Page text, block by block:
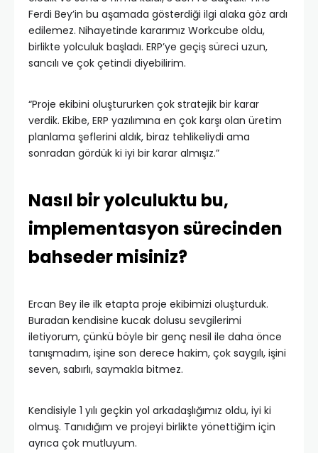
Ferdi Bey’in bu aşamada gösterdiği ilgi alaka göz ardı
edilemez. Nihayetinde kararımız Workcube oldu,
birlikte yolculuk başladı. ERP’ye geçiş süreci uzun,
sancılı ve çok çetindi diyebilirim.
“Proje ekibini oluştururken çok stratejik bir karar
verdik. Ekibe, ERP yazılımına en çok karşı olan üretim
planlama şeflerini aldık, biraz tehlikeliydi ama
sonradan gördük ki iyi bir karar almışız.”
Nasıl bir yolculuktu bu,
implementasyon sürecinden
bahseder misiniz?
Ercan Bey ile ilk etapta proje ekibimizi oluşturduk.
Buradan kendisine kucak dolusu sevgilerimi
iletiyorum, çünkü böyle bir genç nesil ile daha önce
tanışmadım, işine son derece hakim, çok saygılı, işini
seven, sabırlı, saymakla bitmez.
Kendisiyle 1 yılı geçkin yol arkadaşlığımız oldu, iyi ki
olmuş. Tanıdığım ve projeyi birlikte yönettiğim için
ayrıca çok mutluyum.